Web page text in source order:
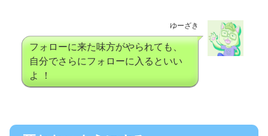
ゆーざき
フォローに来た味方がやられても、
自分でさらにフォローに入るといい
よ ！